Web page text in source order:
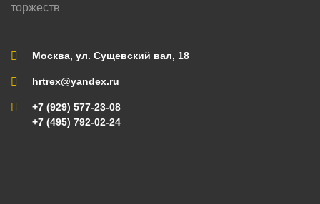
торжеств
Москва, ул. Сущевский вал, 18
hrtrex@yandex.ru
+7 (929) 577-23-08
+7 (495) 792-02-24